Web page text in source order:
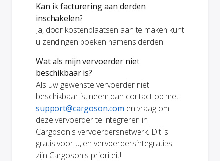
Kan ik facturering aan derden
inschakelen?
Ja, door kostenplaatsen aan te maken kunt
u zendingen boeken namens derden.
Wat als mijn vervoerder niet
beschikbaar is?
Als uw gewenste vervoerder niet
beschikbaar is, neem dan contact op met
support@cargoson.com en vraag om
deze vervoerder te integreren in
Cargoson's vervoerdersnetwerk. Dit is
gratis voor u, en vervoerdersintegraties
zijn Cargoson's prioriteit!